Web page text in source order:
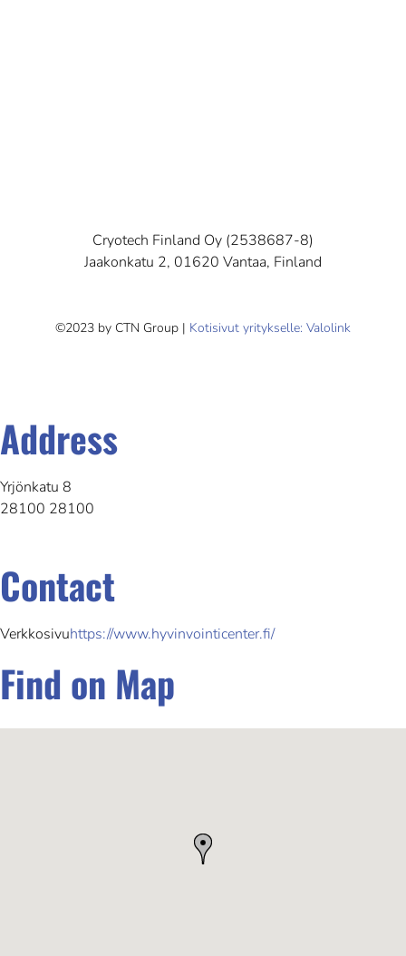
Cryotech Finland Oy (2538687-8)
Jaakonkatu 2, 01620 Vantaa, Finland
©2023 by CTN Group | Kotisivut yritykselle: Valolink
Address
Yrjönkatu 8
28100 28100
Contact
Verkkosivuhttps://www.hyvinvointicenter.fi/
Find on Map